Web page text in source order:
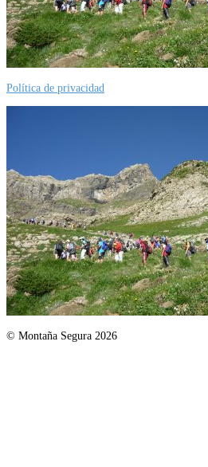
Política de privacidad
© Montaña Segura 2026